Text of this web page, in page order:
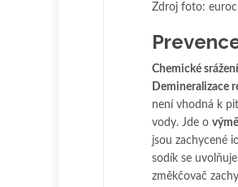
Zdroj foto:
Chemické srážení
Demineralizace
není vhodná k
vody. Jde o
jsou zachycené
sodík se
změkčovač